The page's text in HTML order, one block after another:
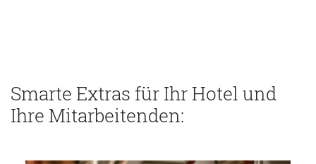
Smarte Extras für Ihr Hotel und
Ihre Mitarbeitenden: